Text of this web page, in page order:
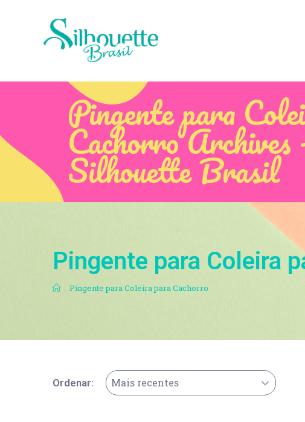
Pingente para
Cachorro
Silhouette Brasil
Pingente para Coleira
. Pingente para Coleira para Cachorro
Ordenar: Mais recentes